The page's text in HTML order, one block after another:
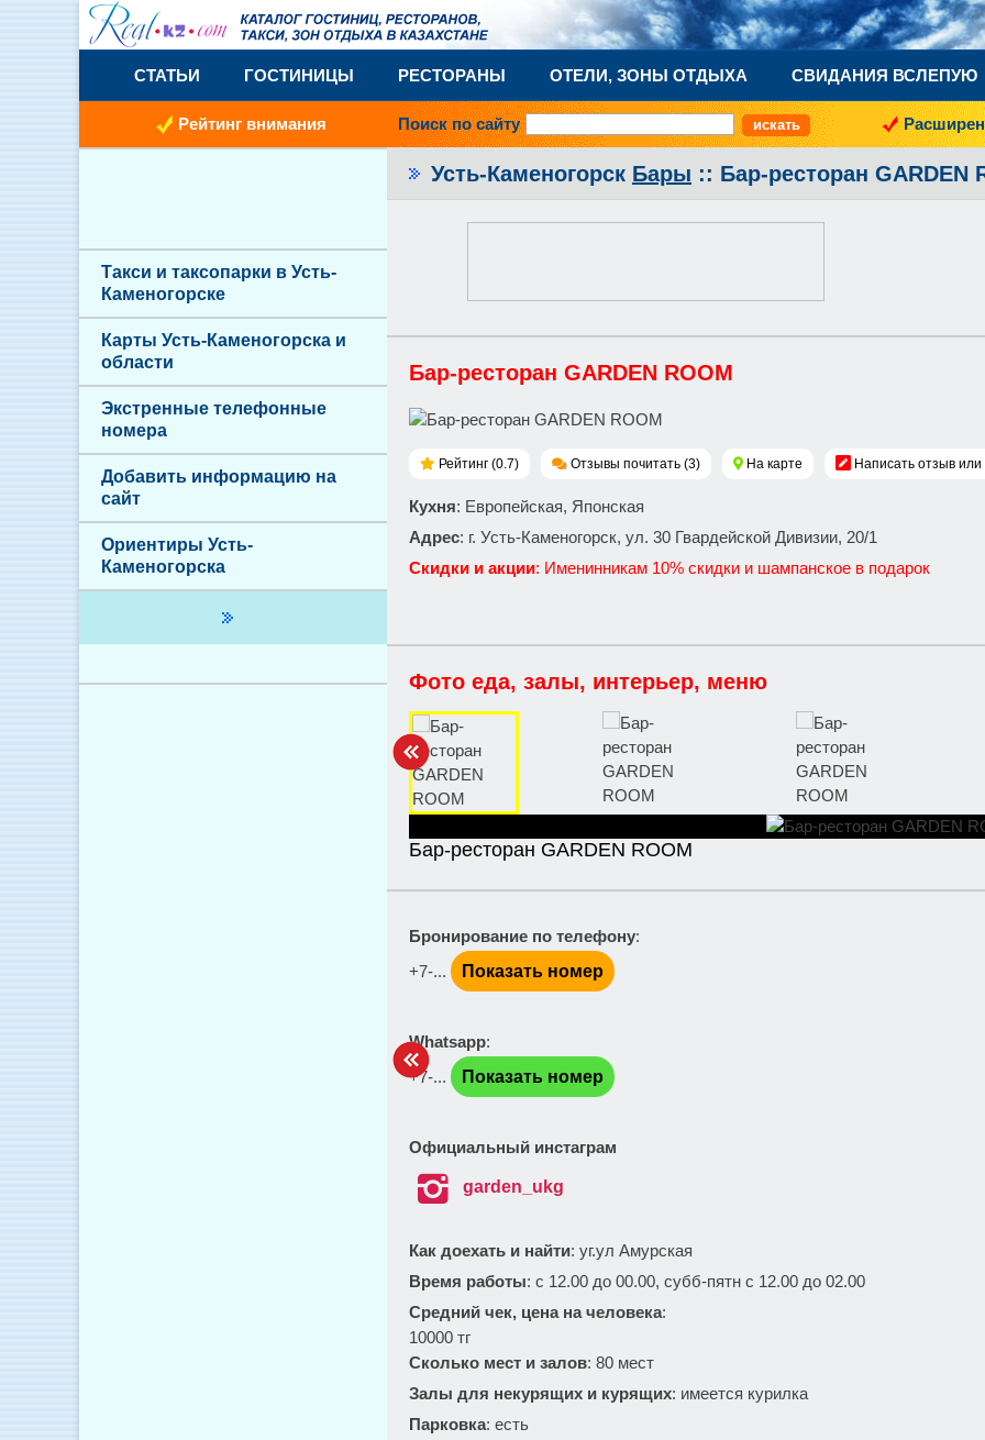
СТАТЬИ ГОСТИНИЦЫ РЕСТОРАНЫ ОТЕЛИ, ЗОНЫ ОТДЫХА СВИДАНИЯ ВСЛЕПУЮ
Рейтинг внимания Поиск по сайту
Усть-Каменогорск Бары :: Бар-ресторан GARDEN
Бар-ресторан GARDEN ROOM
Рейтинг (0.7) Отзывы почитать (3) На карте Написать отзыв или
Кухня: Европейская, Японская
Адрес: г. Усть-Каменогорск, ул. 30 Гвардейской Дивизии, 20/1
Скидки и акции: Именинникам 10% скидки и шампанское в подарок
Фото еда, залы, интерьер, меню
Бар-ресторан GARDEN ROOM
Бронирование по телефону:
+7-...
Показать номер
Whatsapp:
+7-...
Показать номер
Официальный инстаграм
 garden_ukg
Как доехать и найти: уг.ул Амурская
Время работы: с 12.00 до 00.00, субб-пятн с 12.00 до 02.00
Средний чек, цена на человека:
10000 тг
Сколько мест и залов: 80 мест
Залы для некурящих и курящих: имеется курилка
Парковка: есть
Такси и таксопарки в Усть-
Каменогорске
Карты Усть-Каменогорска и
области
Экстренные телефонные
номера
Добавить информацию на
сайт
Ориентиры Усть-
Каменогорска